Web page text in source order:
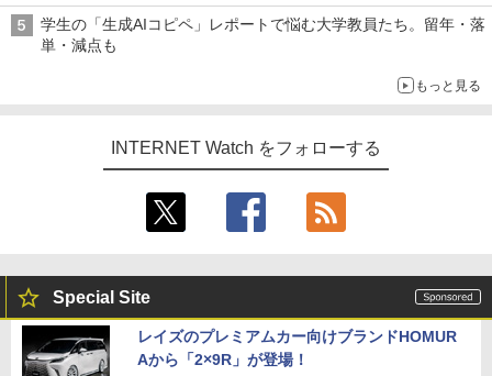
学生の「生成AIコピペ」レポートで悩む大学教員たち。留年・落
単・減点も
もっと見る
INTERNET Watch をフォローする
Special Site
レイズのプレミアムカー向けブランドHOMUR
Aから「2×9R」が登場！